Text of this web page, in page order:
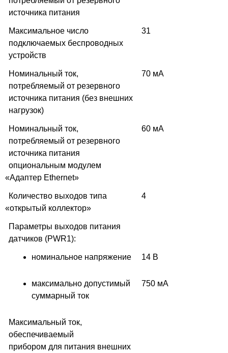
источника питания
Максимальное число
подключаемых беспроводных
устройств
31
Номинальный ток,
потребляемый от резервного
источника питания (без внешних
нагрузок)
70 мА
Номинальный ток,
потребляемый от резервного
источника питания
опциональным модулем
«Адаптер Ethernet»
60 мА
Количество выходов типа
«открытый коллектор»
4
Параметры выходов питания
датчиков (PWR1):
номинальное напряжение 14 В
максимально допустимый
суммарный ток
750 мА
Максимальный ток,
обеспечиваемый
прибором для питания внешних